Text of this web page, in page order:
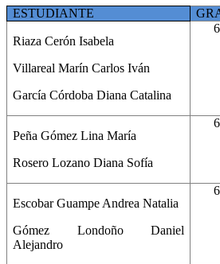
ESTUDIANTE
Riaza Cerón Isabela
Villareal Marín Carlos Iván
García Córdoba Diana Catalina
Peña Gómez Lina María
Rosero Lozano Diana Sofía
Escobar Guampe Andrea Natalia
Gómez Londoño Daniel
Alejandro